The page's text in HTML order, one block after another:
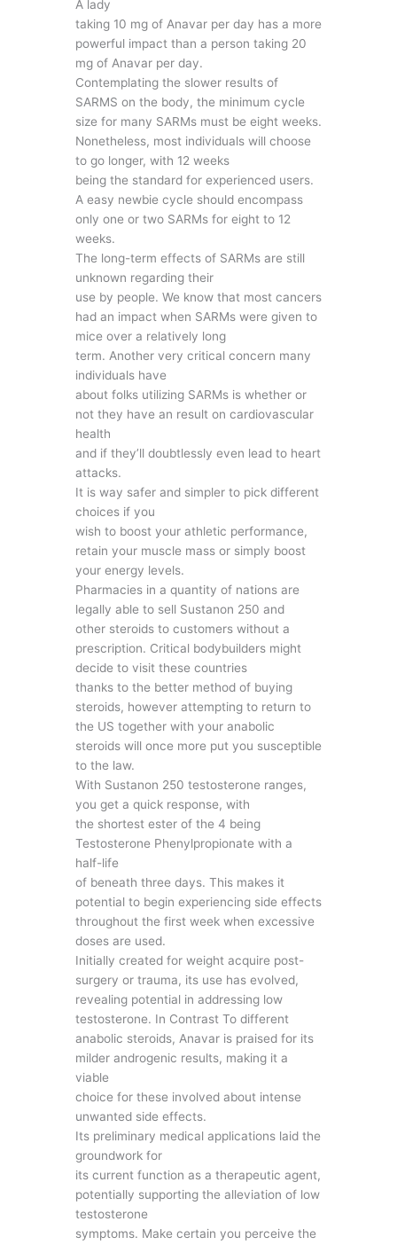
A lady
taking 10 mg of Anavar per day has a more
powerful impact than a person taking 20
mg of Anavar per day.
Contemplating the slower results of
SARMS on the body, the minimum cycle
size for many SARMs must be eight weeks.
Nonetheless, most individuals will choose
to go longer, with 12 weeks
being the standard for experienced users.
A easy newbie cycle should encompass
only one or two SARMs for eight to 12
weeks.
The long-term effects of SARMs are still
unknown regarding their
use by people. We know that most cancers
had an impact when SARMs were given to
mice over a relatively long
term. Another very critical concern many
individuals have
about folks utilizing SARMs is whether or
not they have an result on cardiovascular
health
and if they’ll doubtlessly even lead to heart
attacks.
It is way safer and simpler to pick different
choices if you
wish to boost your athletic performance,
retain your muscle mass or simply boost
your energy levels.
Pharmacies in a quantity of nations are
legally able to sell Sustanon 250 and
other steroids to customers without a
prescription. Critical bodybuilders might
decide to visit these countries
thanks to the better method of buying
steroids, however attempting to return to
the US together with your anabolic
steroids will once more put you susceptible
to the law.
With Sustanon 250 testosterone ranges,
you get a quick response, with
the shortest ester of the 4 being
Testosterone Phenylpropionate with a
half-life
of beneath three days. This makes it
potential to begin experiencing side effects
throughout the first week when excessive
doses are used.
Initially created for weight acquire post-
surgery or trauma, its use has evolved,
revealing potential in addressing low
testosterone. In Contrast To different
anabolic steroids, Anavar is praised for its
milder androgenic results, making it a
viable
choice for these involved about intense
unwanted side effects.
Its preliminary medical applications laid the
groundwork for
its current function as a therapeutic agent,
potentially supporting the alleviation of low
testosterone
symptoms. Make certain you perceive the